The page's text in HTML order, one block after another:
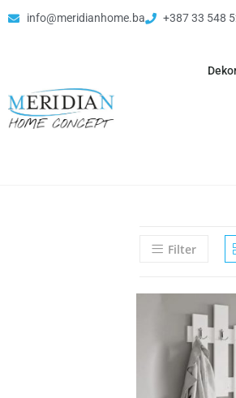
info@meridianhome.ba +387 33 548
Filter